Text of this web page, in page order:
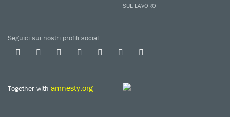
SUL LAVORO
Seguici sui nostri profili social
Together with amnesty.org